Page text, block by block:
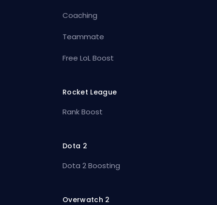
Coaching
Teammate
Free LoL Boost
Rocket League
Rank Boost
Dota 2
Dota 2 Boosting
Overwatch 2